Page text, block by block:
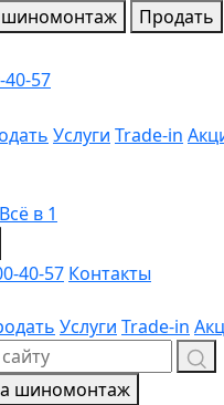
шиномонтаж
Продать
40-57
Услуги Trade-in
40-57 Контакты
Услуги Trade-in
шиномонтаж